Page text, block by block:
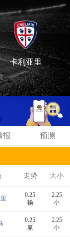
卡利亚里
报 预测
走势 大小
0.25
输
2.25
小
0.25
赢
2.25
小